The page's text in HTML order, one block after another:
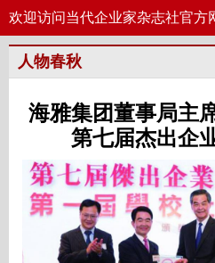
欢迎访问当代企业家杂志社官方
人物春秋
海雅集团董事局主
第七届杰出企